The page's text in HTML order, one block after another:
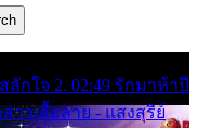
ลักใจ 2. 02:49 รักมาห้าปี
าวเสื้อลาย - แสงสุรีย์